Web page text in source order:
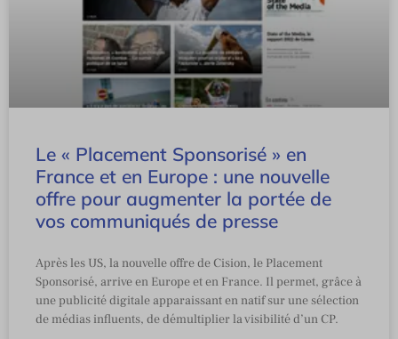
Le « Placement Sponsorisé » en
France et en Europe : une nouvelle
offre pour augmenter la portée de
vos communiqués de presse
Après les US, la nouvelle offre de Cision, le Placement
Sponsorisé, arrive en Europe et en France. Il permet, grâce à
une publicité digitale apparaissant en natif sur une sélection
de médias influents, de démultiplier la visibilité d’un CP.